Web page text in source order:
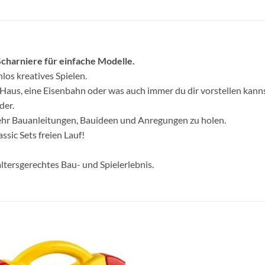
für einfache Modelle.
kreatives Spielen.
eine Eisenbahn oder was auch immer du dir vorstellen
Bauanleitungen, Bauideen und Anregungen zu holen.
Sets freien Lauf!
Bau- und Spielerlebnis.